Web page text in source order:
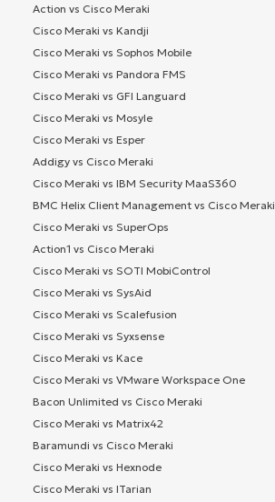
Action vs Cisco Meraki
Cisco Meraki vs Kandji
Cisco Meraki vs Sophos Mobile
Cisco Meraki vs Pandora FMS
Cisco Meraki vs GFI Languard
Cisco Meraki vs Mosyle
Cisco Meraki vs Esper
Addigy vs Cisco Meraki
Cisco Meraki vs IBM Security MaaS360
BMC Helix Client Management vs Cisco Meraki
Cisco Meraki vs SuperOps
Action1 vs Cisco Meraki
Cisco Meraki vs SOTI MobiControl
Cisco Meraki vs SysAid
Cisco Meraki vs Scalefusion
Cisco Meraki vs Syxsense
Cisco Meraki vs Kace
Cisco Meraki vs VMware Workspace One
Bacon Unlimited vs Cisco Meraki
Cisco Meraki vs Matrix42
Baramundi vs Cisco Meraki
Cisco Meraki vs Hexnode
Cisco Meraki vs ITarian